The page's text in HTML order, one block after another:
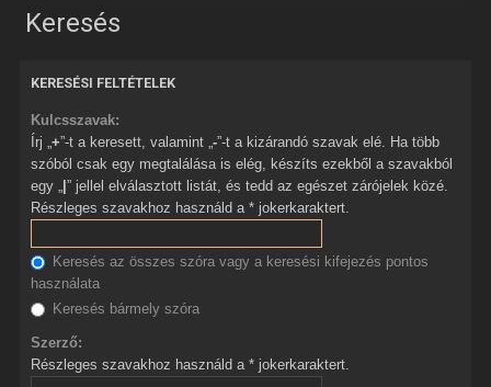
Keresés
KERESÉSI FELTÉTELEK
Kulcsszavak:
Írj „ +”-t a keresett, valamint „ -”-t a kizárandó szavak elé. Ha több
szóból csak egy megtalálása is elég, készíts ezekből a szavakból
egy „ |” jellel elválasztott listát, és tedd az egészet zárójelek közé.
Részleges szavakhoz használd a * jokerkaraktert.
Keresés az összes szóra vagy a keresési kifejezés pontos
használata
Keresés bármely szóra
Szerző:
Részleges szavakhoz használd a * jokerkaraktert.